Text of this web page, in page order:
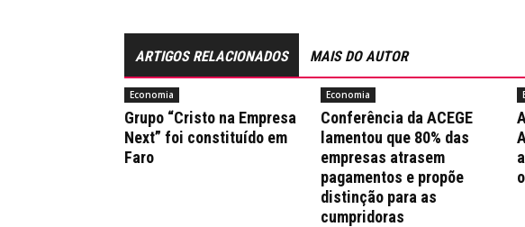
ARTIGOS RELACIONADOS MAIS DO AUTOR
Economia
Grupo “Cristo na Empresa
Next” foi constituído em
Faro
Economia
Conferência da ACEGE
lamentou que 80% das
empresas atrasem
pagamentos e propõe
distinção para as
cumpridoras